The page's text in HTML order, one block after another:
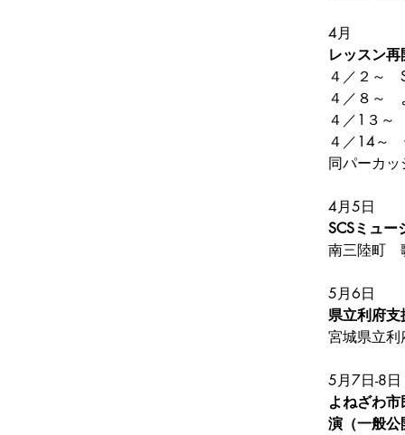
4月
レッスン再
４／２～
４／８～
４／1３～
４／14～
4月5日
SCSミュ
南三陸町
5月6日
県立利府
宮城県立
5月7日-8日
よねざわ
演（一般